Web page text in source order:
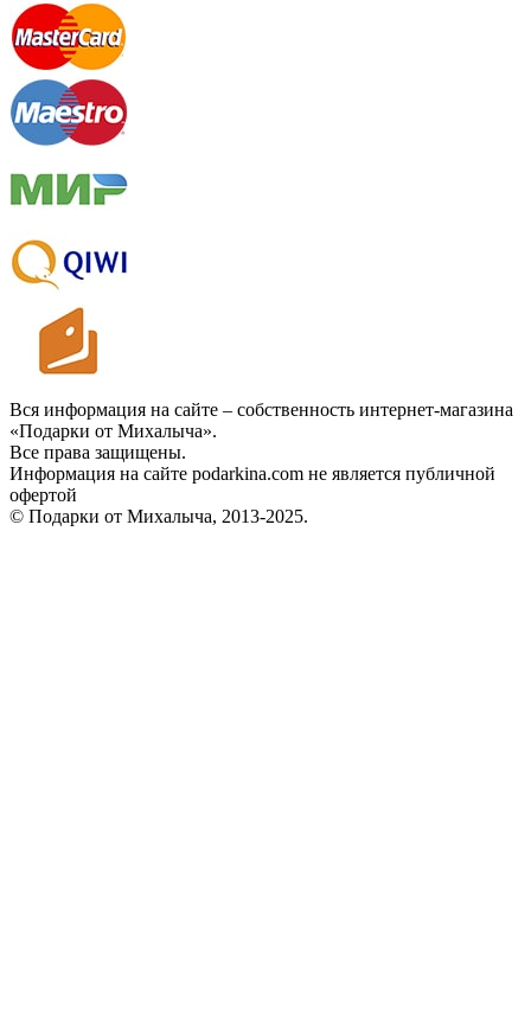
Вся информация на сайте – собственность интернет-магазина
«Подарки от Михалыча».
Все права защищены.
Информация на сайте podarkina.com не является публичной
офертой
© Подарки от Михалыча, 2013-2025.